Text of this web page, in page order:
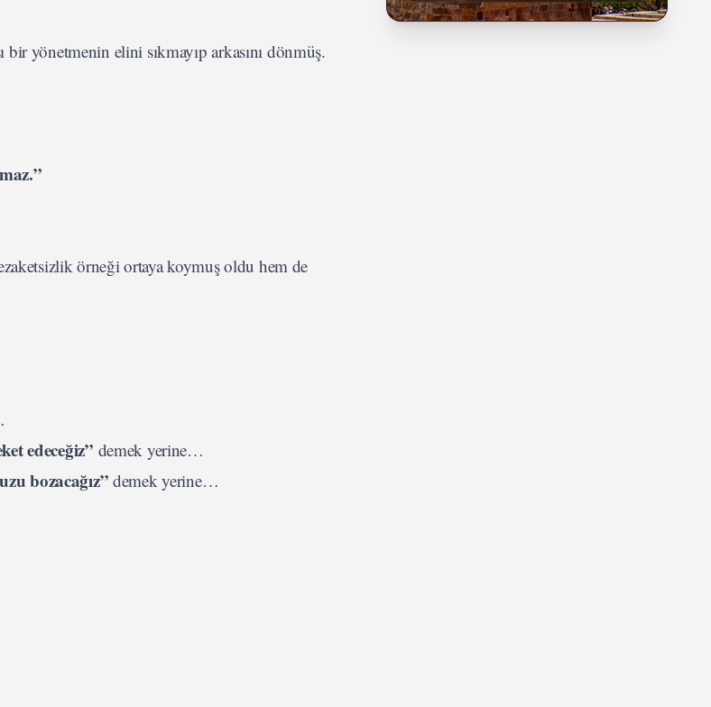
yönetmenin elini sıkmayıp arkasını dönmüş.
örneği ortaya koymuş oldu hem de
edeceğiz” demek yerine…
bozacağız”demek yerine…